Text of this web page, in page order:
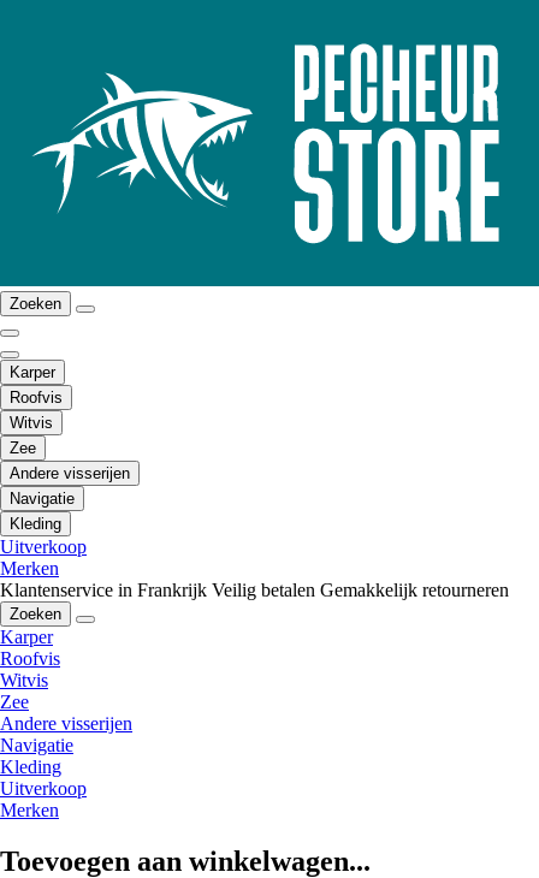
Zoeken
Karper
Roofvis
Witvis
Zee
Andere visserijen
Navigatie
Kleding
Uitverkoop
Merken
Klantenservice in Frankrijk Veilig betalen Gemakkelijk retourneren
Zoeken
Karper
Roofvis
Witvis
Zee
Andere visserijen
Navigatie
Kleding
Uitverkoop
Merken
Toevoegen aan winkelwagen...